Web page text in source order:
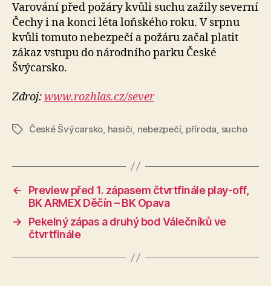
Varování před požáry kvůli suchu zažily severní
Čechy i na konci léta loňského roku. V srpnu
kvůli tomuto nebezpečí a požáru začal platit
zákaz vstupu do národního parku České
Švýcarsko.
Zdroj:www.rozhlas.cz/sever
ŠtítkyČeské Švýcarsko hasiči nebezpečí, příroda sucho
←
Preview před 1. zápasem čtvrtfinále play-off,
BK ARMEX Děčín – BK Opava
→
Pekelný zápas a druhý bod Válečníků ve
čtvrtfinále